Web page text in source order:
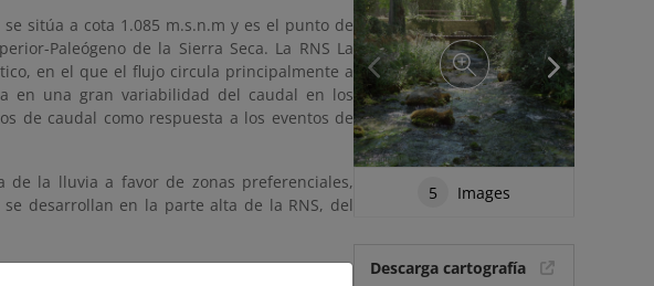
sitúa a cota 1.085 m.s.n.m y es el punto de
Paleógeno de la Sierra Seca. La RNS La
en el que el flujo circula principalmente a
en una gran variabilidad del caudal en los
de caudal como respuesta a los eventos de
la lluvia a favor de zonas preferenciales,
desarrollan en la parte alta de la RNS, del
importantes manantiales, que constituyen
5 Images
Descarga cartografía